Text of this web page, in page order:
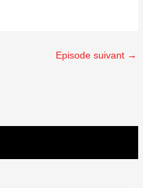
Episode suivant →